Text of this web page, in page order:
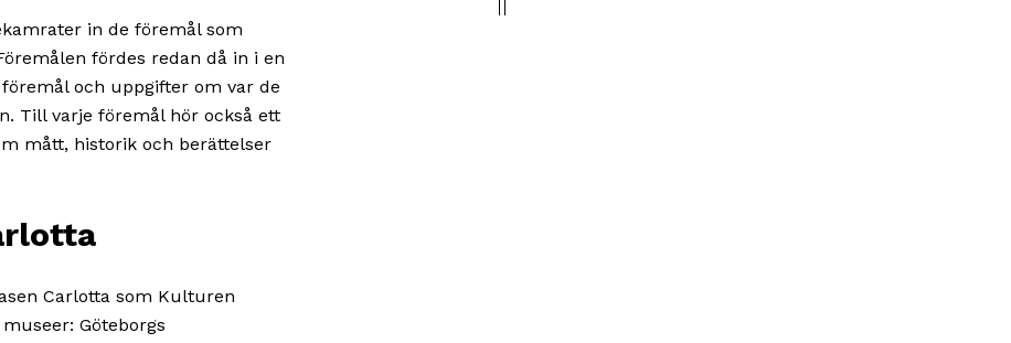
in de föremål som
fördes redan då in i en
och uppgifter om var de
Till varje föremål hör också ett
mått, historik och berättelser
Carlotta som Kulturen
Göteborgs